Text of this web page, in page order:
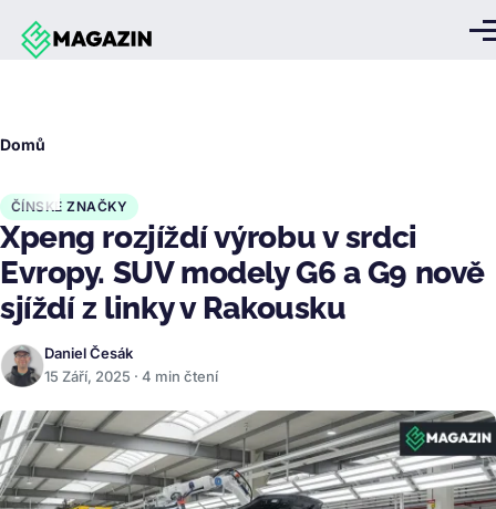
Přejít k hlavnímu obsahu
Domů
ČÍNSKÉ ZNAČKY
Xpeng rozjíždí výrobu v srdci
Evropy. SUV modely G6 a G9 nově
sjíždí z linky v Rakousku
Daniel Česák
15 Září, 2025 · 4 min čtení